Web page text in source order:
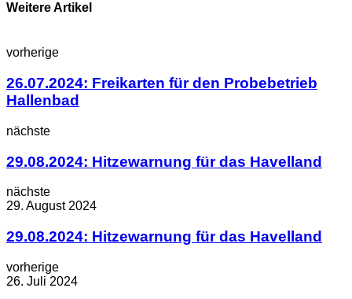
Weitere Artikel
vorherige
26.07.2024: Freikarten für den Probebetrieb
Hallenbad
nächste
29.08.2024: Hitzewarnung für das Havelland
nächste
29. August 2024
29.08.2024: Hitzewarnung für das Havelland
vorherige
26. Juli 2024